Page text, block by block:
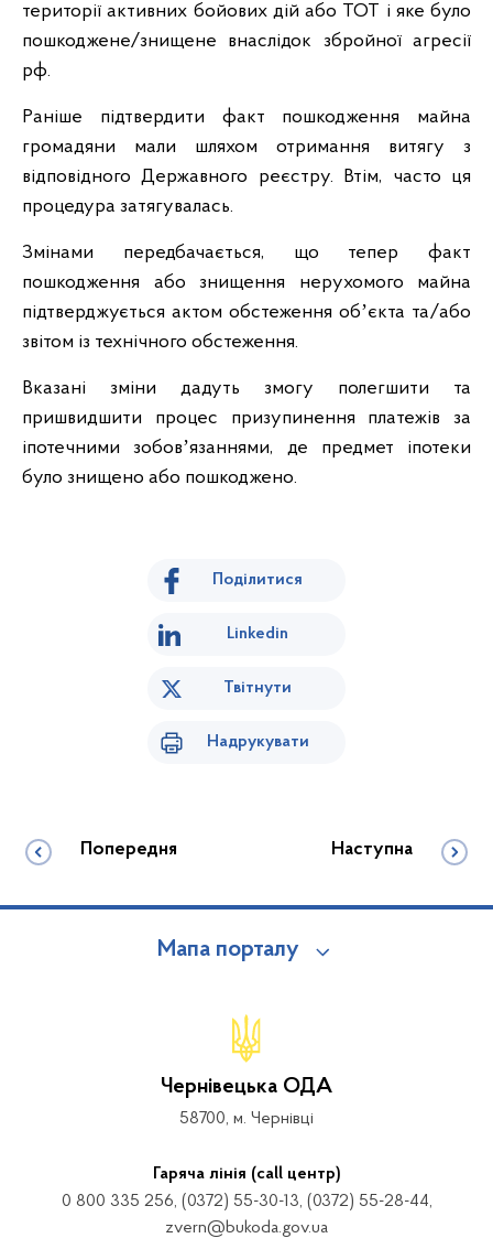
території активних бойових дій або ТОТ і яке було
пошкоджене/знищене внаслідок збройної агресії
рф.
Раніше підтвердити факт пошкодження майна
громадяни мали шляхом отримання витягу з
відповідного Державного реєстру. Втім, часто ця
процедура затягувалась.
Змінами передбачається, що тепер факт
пошкодження або знищення нерухомого майна
підтверджується актом обстеження обʼєкта та/або
звітом із технічного обстеження.
Вказані зміни дадуть змогу полегшити та
пришвидшити процес призупинення платежів за
іпотечними зобовʼязаннями, де предмет іпотеки
було знищено або пошкоджено.
Поділитися
Linkedin
Твітнути
Надрукувати
Попередня Наступна
Мапа порталу
Чернівецька ОДА
58700, м. Чернівці
Гаряча лінія (call центр)
0 800 335 256, (0372) 55-30-13, (0372) 55-28-44,
zvern@bukoda.gov.ua